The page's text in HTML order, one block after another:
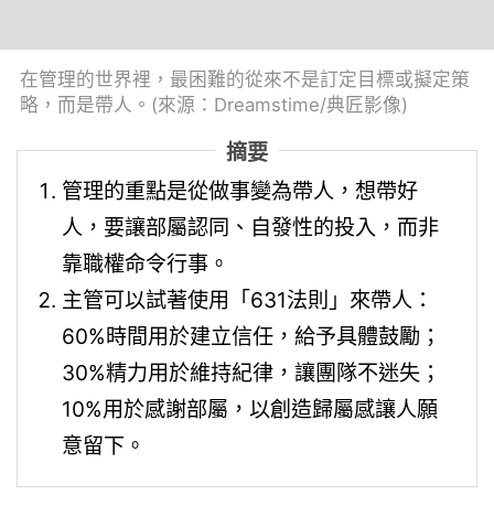
在管理的世界裡，最困難的從來不是訂定目標或擬定策
略，而是帶人。(來源：Dreamstime/典匠影像)
摘要
管理的重點是從做事變為帶人，想帶好
人，要讓部屬認同、自發性的投入，而非
靠職權命令行事。
主管可以試著使用「631法則」來帶人：
60%時間用於建立信任，給予具體鼓勵；
30%精力用於維持紀律，讓團隊不迷失；
10%用於感謝部屬，以創造歸屬感讓人願
意留下。